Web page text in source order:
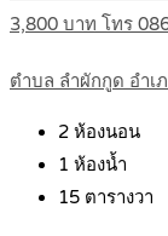
3,800 บาท โทร
ตำบล ลำผักกูด อำ
2 ห้องนอน
1 ห้องน้ำ
15 ตารางวา